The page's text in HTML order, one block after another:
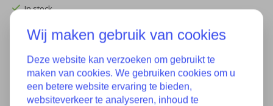
In stock
Quantity:
Add to cart
Wij maken gebruik van cookies
Deze website kan verzoeken om gebruikt te
maken van cookies. We gebruiken cookies om u
een betere website ervaring te bieden,
websiteverkeer te analyseren, inhoud te